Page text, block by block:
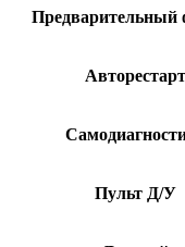
Предварительный
Авторестарт
Пульт Д/У